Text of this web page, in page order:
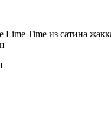
Lime Time из сатина